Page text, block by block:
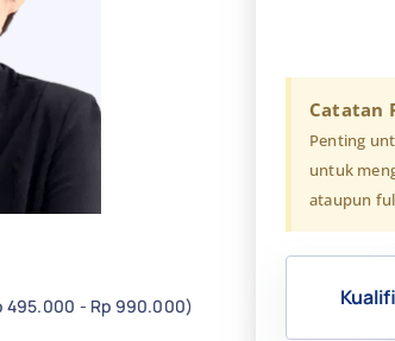
495.000 - Rp 990.000)
Catatan
Penting
untuk
ataupun